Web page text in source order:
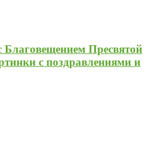
Пресвятой
с поздравлениями и